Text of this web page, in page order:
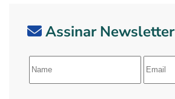
Assinar Newsletter